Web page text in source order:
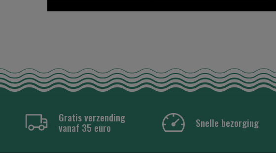
Gratis verzending
vanaf 35 euro Snelle bezorging